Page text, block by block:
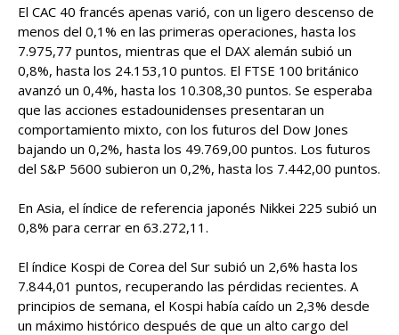
El CAC 40 francés apenas varió, con un ligero descenso de
menos del 0,1% en las primeras operaciones, hasta los
7.975,77 puntos, mientras que el DAX alemán subió un
0,8%, hasta los 24.153,10 puntos. El FTSE 100 británico
avanzó un 0,4%, hasta los 10.308,30 puntos. Se esperaba
que las acciones estadounidenses presentaran un
comportamiento mixto, con los futuros del Dow Jones
bajando un 0,2%, hasta los 49.769,00 puntos. Los futuros
del S&P 5600 subieron un 0,2%, hasta los 7.442,00 puntos.
En Asia, el índice de referencia japonés Nikkei 225 subió un
0,8% para cerrar en 63.272,11.
El índice Kospi de Corea del Sur subió un 2,6% hasta los
7.844,01 puntos, recuperando las pérdidas recientes. A
principios de semana, el Kospi había caído un 2,3% desde
un máximo histórico después de que un alto cargo del